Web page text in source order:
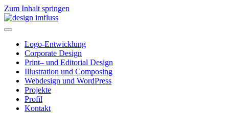
Zum Inhalt springen
Navigation
Logo-Entwicklung
Corporate Design
Print– und Editorial Design
Illustration und Composing
Webdesign und WordPress
Projekte
Profil
Kontakt